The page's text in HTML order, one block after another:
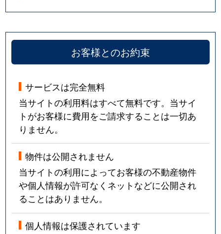
お客様とのお約束
サービスは完全無料
当サイトの利用料はすべて無料です。当サイ
トがお客様に費用をご請求することは一切あ
りません。
物件は公開されません
当サイトの利用によってお客様の不動産物件
や個人情報が許可なくネットなどに公開され
ることはありません。
個人情報は保護されています